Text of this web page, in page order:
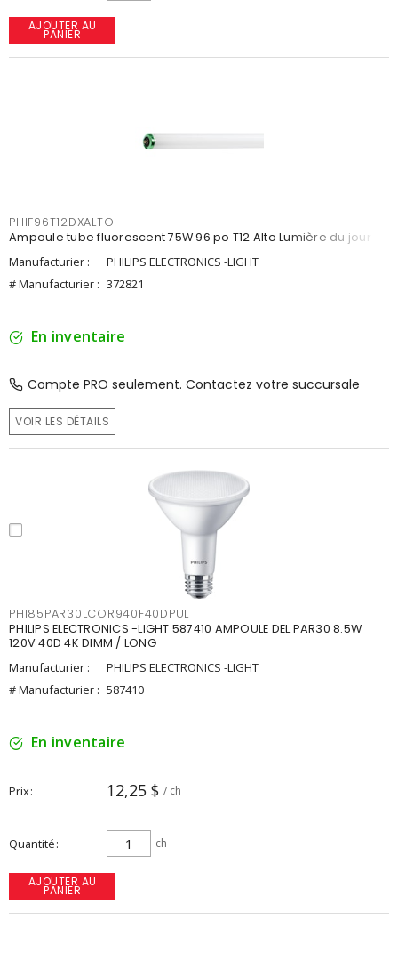
AJOUTER AU
PANIER
PHIF96T12DXALTO
Ampoule tube fluorescent 75W 96 po T12 Alto Lumière du jour
Manufacturier :
PHILIPS ELECTRONICS -LIGHT
# Manufacturier : 372821
En inventaire
Compte PRO seulement. Contactez votre succursale
VOIR LES DÉTAILS
PHI85PAR30LCOR940F40DPUL
PHILIPS ELECTRONICS -LIGHT 587410 AMPOULE DEL PAR30 8.5W
120V 40D 4K DIMM / LONG
Manufacturier :
PHILIPS ELECTRONICS -LIGHT
# Manufacturier : 587410
En inventaire
Prix 12,25 $ / ch
Quantité ch
AJOUTER AU
PANIER